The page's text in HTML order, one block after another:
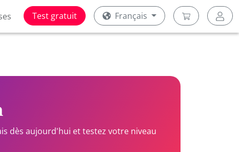
Test gratuit Français
dès aujourd'hui et testez votre niveau